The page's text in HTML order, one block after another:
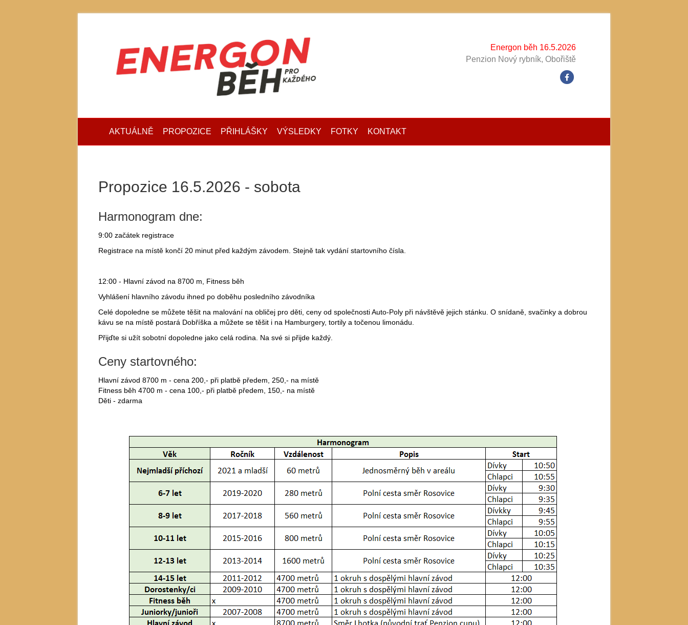
Energon běh 16.5.2026
Penzion Nový rybník, Obořiště
AKTUÁLNĚ PROPOZICE PŘIHLÁŠKY VÝSLEDKY FOTKY KONTAKT
Propozice 16.5.2026 - sobota
Harmonogram dne:
9:00 začátek registrace
Registrace na místě končí 20 minut před každým závodem. Stejně tak vydání startovního čísla.
12:00 - Hlavní závod na 8700 m, Fitness běh
Vyhlášení hlavního závodu ihned po doběhu posledního závodníka
Celé dopoledne se můžete těšit na malování na obličej pro děti, ceny od společnosti Auto-Poly při návštěvě jejich stánku. O snídaně, svačinky a dobrou
kávu se na místě postará Dobříška a můžete se těšit i na Hamburgery, tortily a točenou limonádu.
Přijďte si užít sobotní dopoledne jako celá rodina. Na své si přijde každý.
Ceny startovného:
Hlavní závod 8700 m - cena 200,- při platbě předem, 250,- na místě
Fitness běh 4700 m - cena 100,- při platbě předem, 150,- na místě
Děti - zdarma